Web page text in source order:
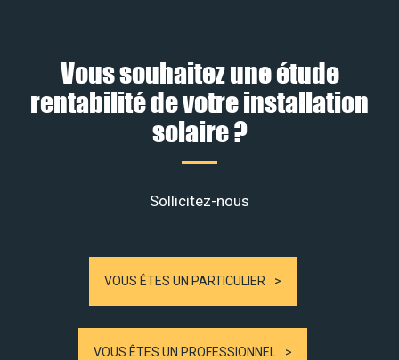
Vous souhaitez une étude
rentabilité de votre installation
solaire ?
Sollicitez-nous
VOUS ÊTES UN PARTICULIER
VOUS ÊTES UN PROFESSIONNEL